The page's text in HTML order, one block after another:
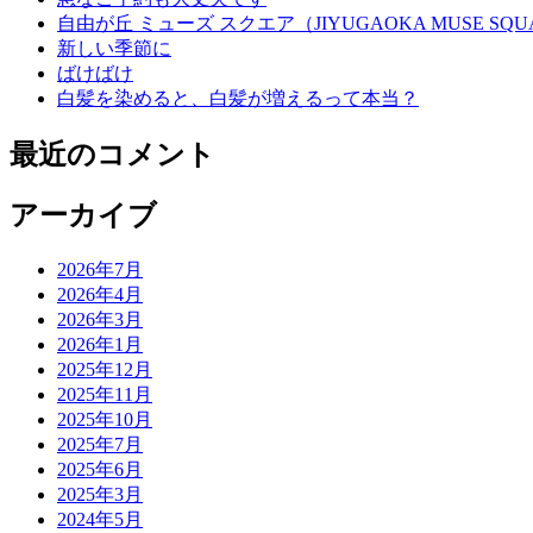
自由が丘 ミューズ スクエア（JIYUGAOKA MUSE
新しい季節に
ばけばけ
白髪を染めると、白髪が増えるって本当？
最近のコメント
アーカイブ
2026年7月
2026年4月
2026年3月
2026年1月
2025年12月
2025年11月
2025年10月
2025年7月
2025年6月
2025年3月
2024年5月